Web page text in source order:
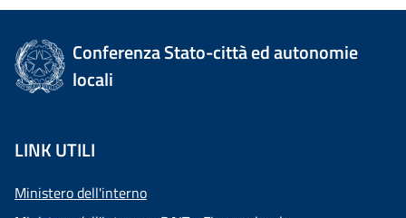
Conferenza Stato-città ed autonomie
locali
LINK UTILI
Ministero dell'interno